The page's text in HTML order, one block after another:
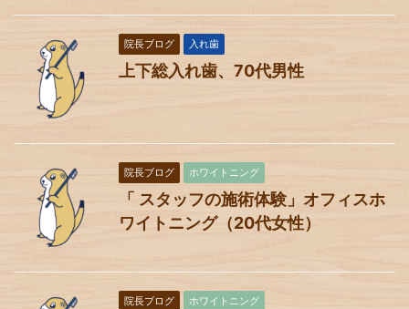
院長ブログ 入れ歯
上下総入れ歯、70代男性
院長ブログ ホワイトニング
「 スタッフの施術体験」オフィスホ
ワイトニング（20代女性）
院長ブログ ホワイトニング